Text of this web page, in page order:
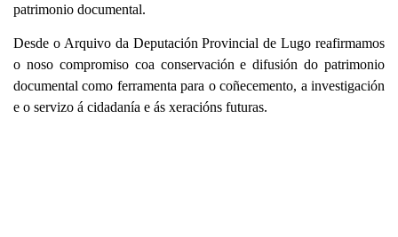
patrimonio documental.
Desde o Arquivo da Deputación Provincial de Lugo reafirmamos
o noso compromiso coa conservación e difusión do patrimonio
documental como ferramenta para o coñecemento, a investigación
e o servizo á cidadanía e ás xeracións futuras.